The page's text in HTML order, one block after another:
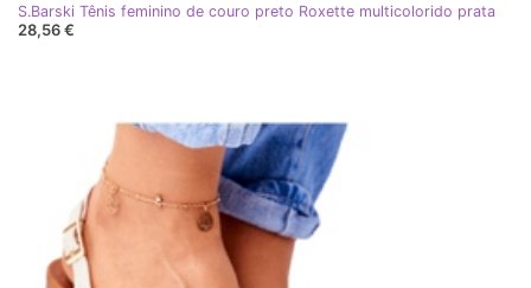
S.Barski Tênis feminino de couro preto Roxette multicolorido prata
28,56 €